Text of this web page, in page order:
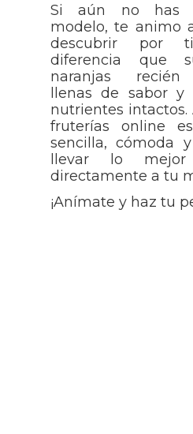
Si aún no has
modelo, te animo
descubrir por
diferencia que
naranjas recién
llenas de sabor
nutrientes intactos.
fruterías online
sencilla, cómoda
llevar lo
directamente a tu
¡Anímate y haz tu